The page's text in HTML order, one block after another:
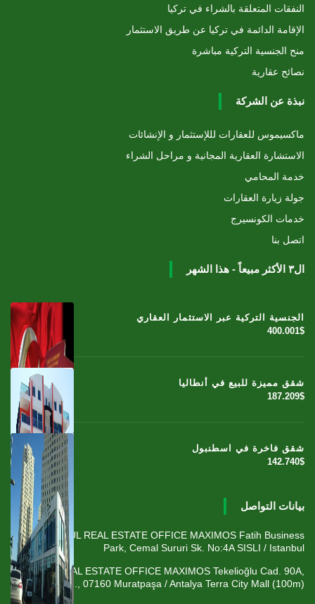
النفقات المتعلقة بالشراء في تركيا
الإقامة الدائمة في تركيا عن طريق الاستثمار
منح الجنسية التركية مباشرة
نصائح عقارية
نبذة عن الشركة
ماكسيموس للعقارات لللإستثمار و الإنشائات
الاستشارة العقارية المجانية و مراحل الشراء
خدمة المحامي
جولة زيارة العقارات
خدمات الكونسيرج
اتصل بنا
ال٣ الأكثر مبيعاً - هذا الشهر
الجنسية التركية عبر الاستثمار العقاري
400.001$
شقق مميزة للبيع في أنطاليا
187.209$
شقق فاخرة في اسطنبول
142.740$
بيانات التواصل
ISTANBUL REAL ESTATE OFFICE MAXIMOS Fatih Business
Park, Cemal Sururi Sk. No:4A SISLI / Istanbul
ANTALYA REAL ESTATE OFFICE MAXIMOS Tekelioğlu Cad. 90A,
Fener Mah., 07160 Muratpaşa / Antalya Terra City Mall (100m)